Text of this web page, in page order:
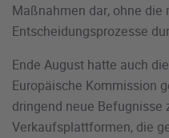
Maßnahmen dar, ohne
Entscheidungsprozesse
Ende August hatte auch
Europäische Kommission
dringend neue Befugnisse
Verkaufsplattformen, die